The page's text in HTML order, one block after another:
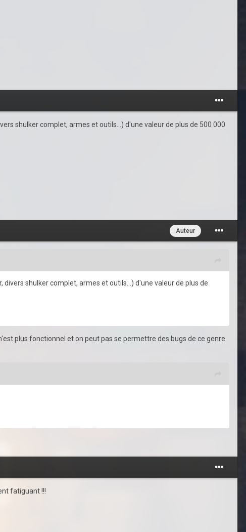
shulker complet, armes et outils...) d'une valeur de plus de 500 000
Auteur
shulker complet, armes et outils...) d'une valeur de plus de
plus fonctionnel et on peut pas se permettre des bugs de ce genre
fatiguant !!!